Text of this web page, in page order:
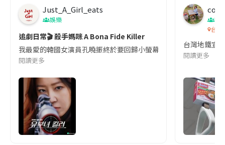
Just_A_Girl_eats
娛樂
追劇日常🎬 殺手媽咪 A Bona Fide Killer
我最愛的韓國女演員孔曉振終於要回歸小螢幕啦!這次的劇本改編
閱讀更多
co
吹
台灣
台灣地鐵宣
閱讀更多